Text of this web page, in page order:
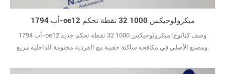
أب 1794-oe12 ميكرولوجيكس 1000 32 نقطة تحكم
أب 1794-oe12 وصف كتالوج: ميكرولوجيكس 1000 32 نقطة تحكم جديد
ومصنع الأصلي في مكافحة ساكنة حقيبة مع الفردية مختومة الداخلية مربع.